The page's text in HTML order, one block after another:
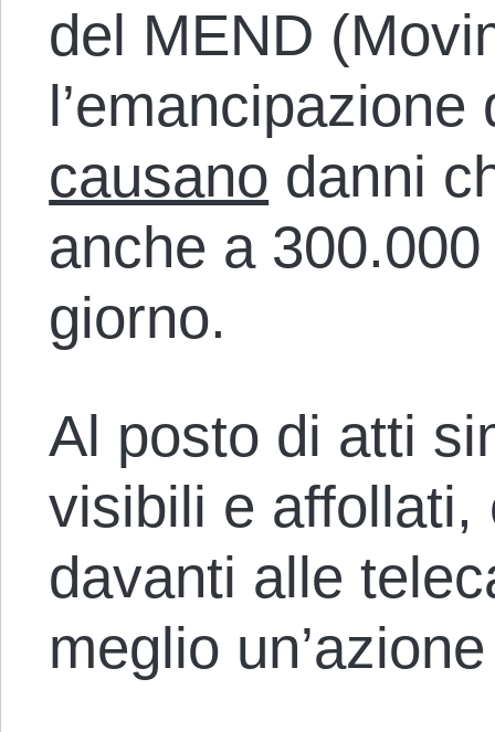
del MEND
causano danni
anche a
giorno.
Al posto di atti
visibili e affollati,
davanti alle
meglio